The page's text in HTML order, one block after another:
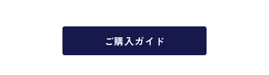
ご購入ガイド